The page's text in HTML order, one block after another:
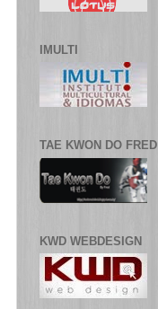
IMULTI
TAE KWON DO FRED
KWD WEBDESIGN